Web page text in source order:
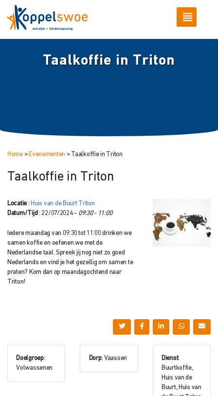
Taalkoffie in Triton
Home» Evenementen » Taalkoffie in Triton
Taalkoffie in Triton
Locatie : Huis van de Buurt Triton
Datum/Tijd : 22/07/2024 - 09:30 - 11:00
Iedere maandag van 09:30 tot 11:00 drinken we
samen koffie en oefenen we met de
Nederlandse taal. Spreek jij nog niet zo goed
Nederlands en vind je het gezellig om samen te
praten? Kom dan op maandagochtend naar
Triton!
Doelgroep:
Volwassenen
Dorp: Vaassen Dienst:
Buurtkoffie,
Huis van de
Buurt, Huis van